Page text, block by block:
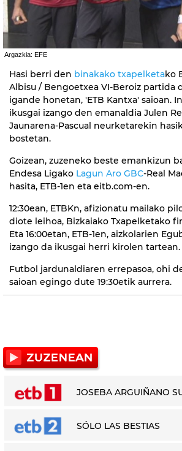
Argazkia: EFE
Hasi berri den binakako txapelketako
Albisu / Bengoetxea VI-Beroiz partida
igande honetan, 'ETB Kantxa' saioan.
ikusgai izango den emanaldia Julen
Jaunarena-Pascual neurketarekin
bostetan.
Goizean, zuzeneko beste emankizun
Endesa Ligako Lagun Aro GBC-Real
hasita, ETB-1en eta eitb.com-en.
12:30ean, ETBKn, afizionatu mailako
diote leihoa, Bizkaiako Txapelketako
Eta 16:00etan, ETB-1en, aizkolarien
izango da ikusgai herri kirolen tartean.
Futbol jardunaldiaren errepasoa, ohi
saioan egingo dute 19:30etik aurrera.
JOSEBA ARGUIÑANO
SÓLO LAS BESTIAS